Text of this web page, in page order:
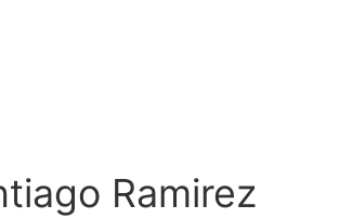
Ramirez